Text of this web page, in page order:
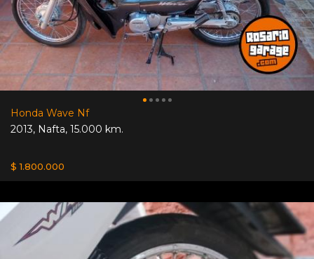
Honda Wave Nf
2013, Nafta, 15.000 km.
$ 1.800.000